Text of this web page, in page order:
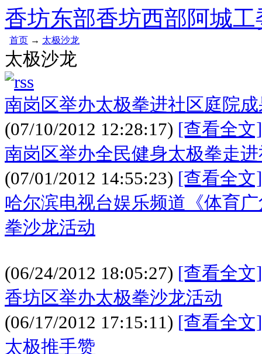
香坊东部香坊西部阿城工
首页 → 太极沙龙
太极沙龙
南岗区举办太极拳进社区庭院
(07/10/2012 12:28:17) [查看全文]
南岗区举办全民健身太极拳走
(07/01/2012 14:55:23) [查看全文]
哈尔滨电视台娱乐频道《体育
拳沙龙活动
(06/24/2012 18:05:27) [查看全文]
香坊区举办太极拳沙龙活动
(06/17/2012 17:15:11) [查看全文]
太极推手赞